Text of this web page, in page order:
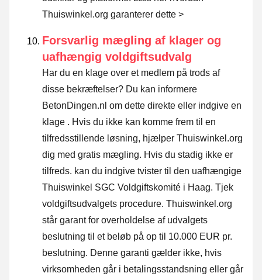
Thuiswinkel.org garanterer dette >
Forsvarlig mægling af klager og
uafhængig voldgiftsudvalg
Har du en klage over et medlem på trods af
disse bekræftelser? Du kan informere
BetonDingen.nl om dette direkte eller indgive en
klage . Hvis du ikke kan komme frem til en
tilfredsstillende løsning, hjælper Thuiswinkel.org
dig med gratis mægling. Hvis du stadig ikke er
tilfreds. kan du indgive tvister til den uafhængige
Thuiswinkel SGC Voldgiftskomité i Haag. Tjek
voldgiftsudvalgets procedure. Thuiswinkel.org
står garant for overholdelse af udvalgets
beslutning til et beløb på op til 10.000 EUR pr.
beslutning. Denne garanti gælder ikke, hvis
virksomheden går i betalingsstandsning eller går